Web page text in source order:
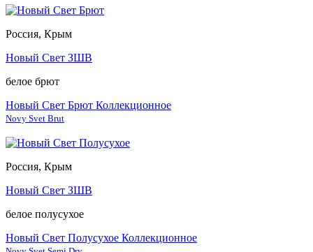
Россия, Крым
Новый Свет ЗШВ
белое брют
Новый Свет Брют Коллекционное
Novy Svet Brut
Россия, Крым
Новый Свет ЗШВ
белое полусухое
Новый Свет Полусухое Коллекционное